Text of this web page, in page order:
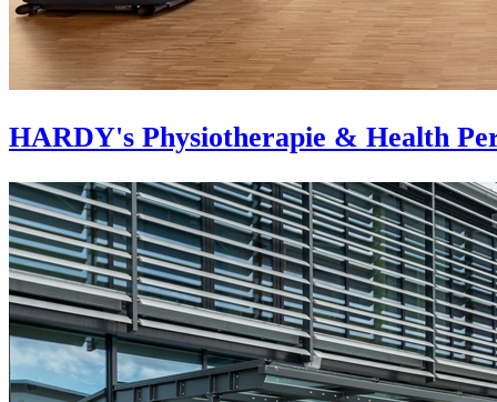
HARDY's Physiotherapie & Health